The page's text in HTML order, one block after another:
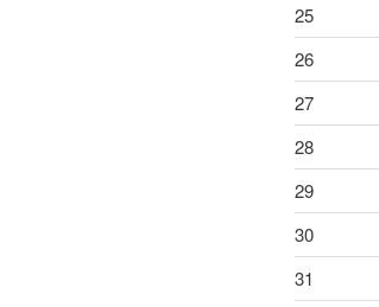
25
26
27
28
29
30
31